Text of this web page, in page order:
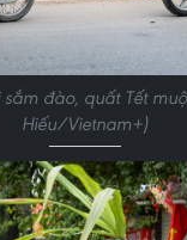
đào, quất Tết
Hiếu/Vietnam+)